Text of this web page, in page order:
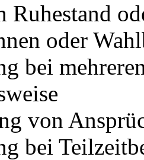
Ruhestand
oder
bei
von
bei